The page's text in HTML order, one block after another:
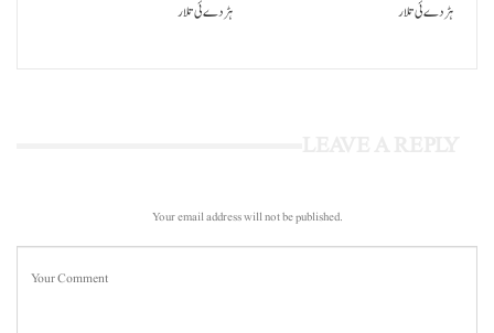
ہڑدے ئی تلار ہڑدے ئی تلار
Your email address will not be published.